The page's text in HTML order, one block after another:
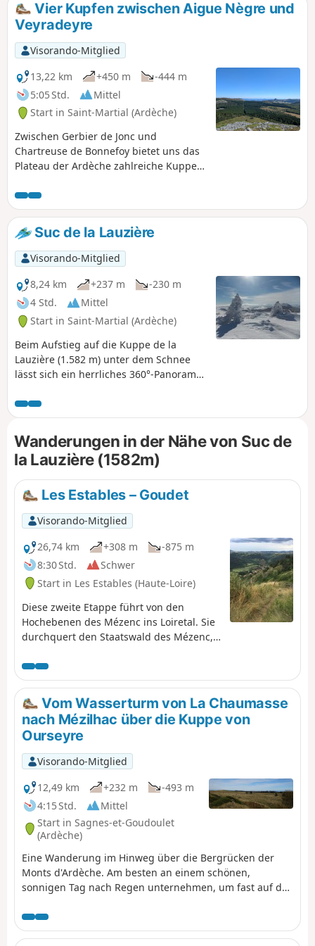
Vier Kupfen zwischen Aigue Nègre und
Veyradeyre
Visorando-Mitglied
13,22 km
+450 m
-444 m
5:05 Std.
Mittel
Start in Saint-Martial (Ardèche)
Zwischen Gerbier de Jonc und
Chartreuse de Bonnefoy bietet uns das
Plateau der Ardèche zahlreiche Kuppen.
Nègre und Veyradeyre führt an vier
davon vorbei und auf drei davon hinauf.
Es handelt sich in der Reihenfolge um
den Séponet (Turm), den Montfol
(Gipfel), die Lauzière (Gipfel) und den
Taupernas (Gipfel). Von jedem dieser
Gipfel aus hat man einen
wunderschönen 360°-Blick vom Mont
Mézenc im Norden bis zum Tanargue-
Massiv im Süden, über den Gerbier und
den Areilladou im Osten und im Westen
bis zur Haute-Loire.
Suc de la Lauzière
Visorando-Mitglied
8,24 km
+237 m
-230 m
4 Std.
Mittel
Start in Saint-Martial (Ardèche)
Beim Aufstieg auf die Kuppe de la
Lauzière (1.582 m) unter dem Schnee
lässt sich ein herrliches 360°-Panorama
Gerbier de Jonc sowie alle umliegenden
Kuppen bewundern. Diese Route ist
eine verkürzte Version der „Quatre
Sucs“-Wanderung, deren Ziel es ist, die
herrlichen verschneiten Landschaften
zu genießen.
Wanderungen in der Nähe von Suc de
la Lauzière (1582m)
Les Estables – Goudet
Visorando-Mitglied
26,74 km
+308 m
-875 m
8:30 Std.
Schwer
Start in Les Estables (Haute-Loire)
Diese zweite Etappe führt von den
Hochebenen des Mézenc ins Loiretal. Sie
durchquert den Staatswald des Mézenc,
Mischung aus Buchen und
Nadelbäumen.Die Route folgt mehr oder
weniger dem Verlauf desGR®®40und
vermeidet, soweit möglich, breite Wege
oder kleine Straßen.
Vom Wasserturm von La Chaumasse
nach Mézilhac über die Kuppe von
Ourseyre
Visorando-Mitglied
12,49 km
+232 m
-493 m
4:15 Std.
Mittel
Start in Sagnes-et-Goudoulet
(Ardèche)
Eine Wanderung im Hinweg über die Bergrücken der
Monts d'Ardèche. Am besten an einem schönen,
sonnigen Tag nach Regen unternehmen, um fast auf der
gesamten Alpen zu genießen, vom Mont Blanc bis zum
Ventoux.